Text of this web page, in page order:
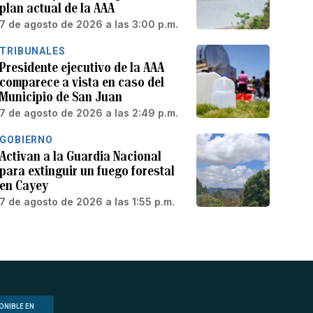
plan actual de la AAA
7 de agosto de 2026 a las 3:00 p.m.
TRIBUNALES
Presidente ejecutivo de la AAA
comparece a vista en caso del
Municipio de San Juan
7 de agosto de 2026 a las 2:49 p.m.
GOBIERNO
Activan a la Guardia Nacional
para extinguir un fuego forestal
en Cayey
7 de agosto de 2026 a las 1:55 p.m.
EN